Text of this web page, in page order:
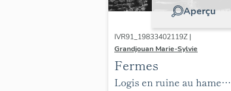
Aperçu
IVR91_19833402119Z |
Grandjouan Marie-Sylvie
Fermes
Logis en ruine au hameau